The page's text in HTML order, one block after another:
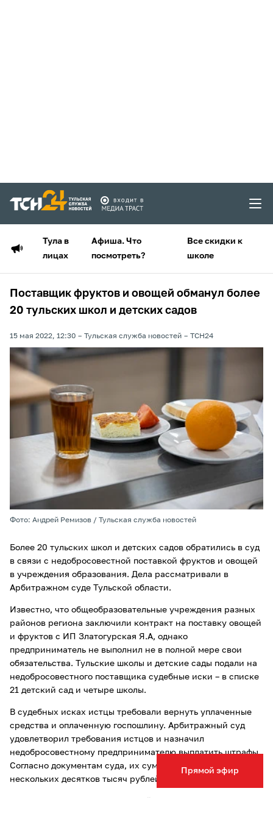
Тула в
лицах
Афиша. Что
посмотреть?
Все скидки к
школе
Прямой эфир
Поставщик фруктов и овощей обманул более
20 тульских школ и детских садов
15 мая 2022, 12:30 Тульская служба новостей ТСН24
Фото: Андрей Ремизов / Тульская служба новостей
Более 20 тульских школ и детских садов обратились в суд
в связи с недобросовестной поставкой фруктов и овощей
в учреждения образования. Дела рассматривали в
Арбитражном суде Тульской области.
Известно, что общеобразовательные учреждения разных
районов региона заключили контракт на поставку овощей
и фруктов с ИП Златогурская Я.А, однако
предприниматель не выполнил не в полной мере свои
обязательства. Тульские школы и детские сады подали на
недобросовестного поставщика судебные иски – в списке
21 детский сад и четыре школы.
В судебных исках истцы требовали вернуть уплаченные
средства и оплаченную госпошлину. Арбитражный суд
удовлетворил требования истцов и назначил
недобросовестному предпринимателю выплатить штрафы.
Согласно документам суда, их сумма достигает
нескольких десятков тысяч рублей.